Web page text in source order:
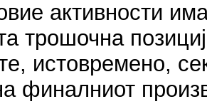
активности
трошочна
истовремено,
финалниот